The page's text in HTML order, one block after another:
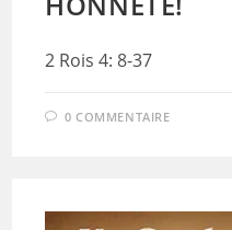
2 Rois 4: 8-37
0 COMMENTAIRE